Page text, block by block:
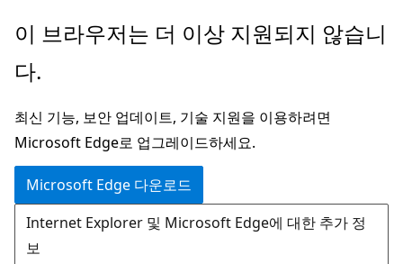
주
콘
츠
로
건
너
뛰
기
이 브라우저는 더 이상 지원되지 않습니
다.
최신 기능, 보안 업데이트, 기술 지원을 이용하려면
Microsoft Edge로 업그레이드하세요.
Microsoft Edge 다운로드
Internet Explorer 및 Microsoft Edge에 대한 추가 정
보